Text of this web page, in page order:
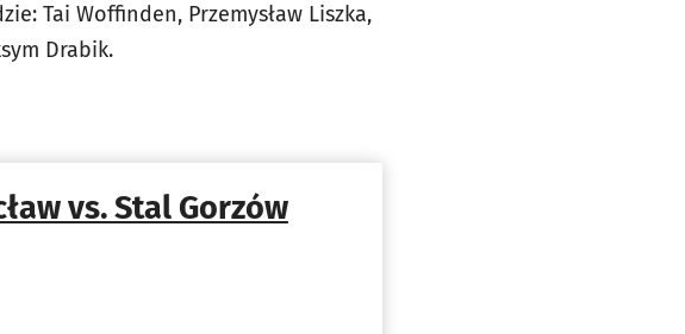
Tai Woffinden, Przemysław Liszka,
Drabik.
vs. Stal Gorzów